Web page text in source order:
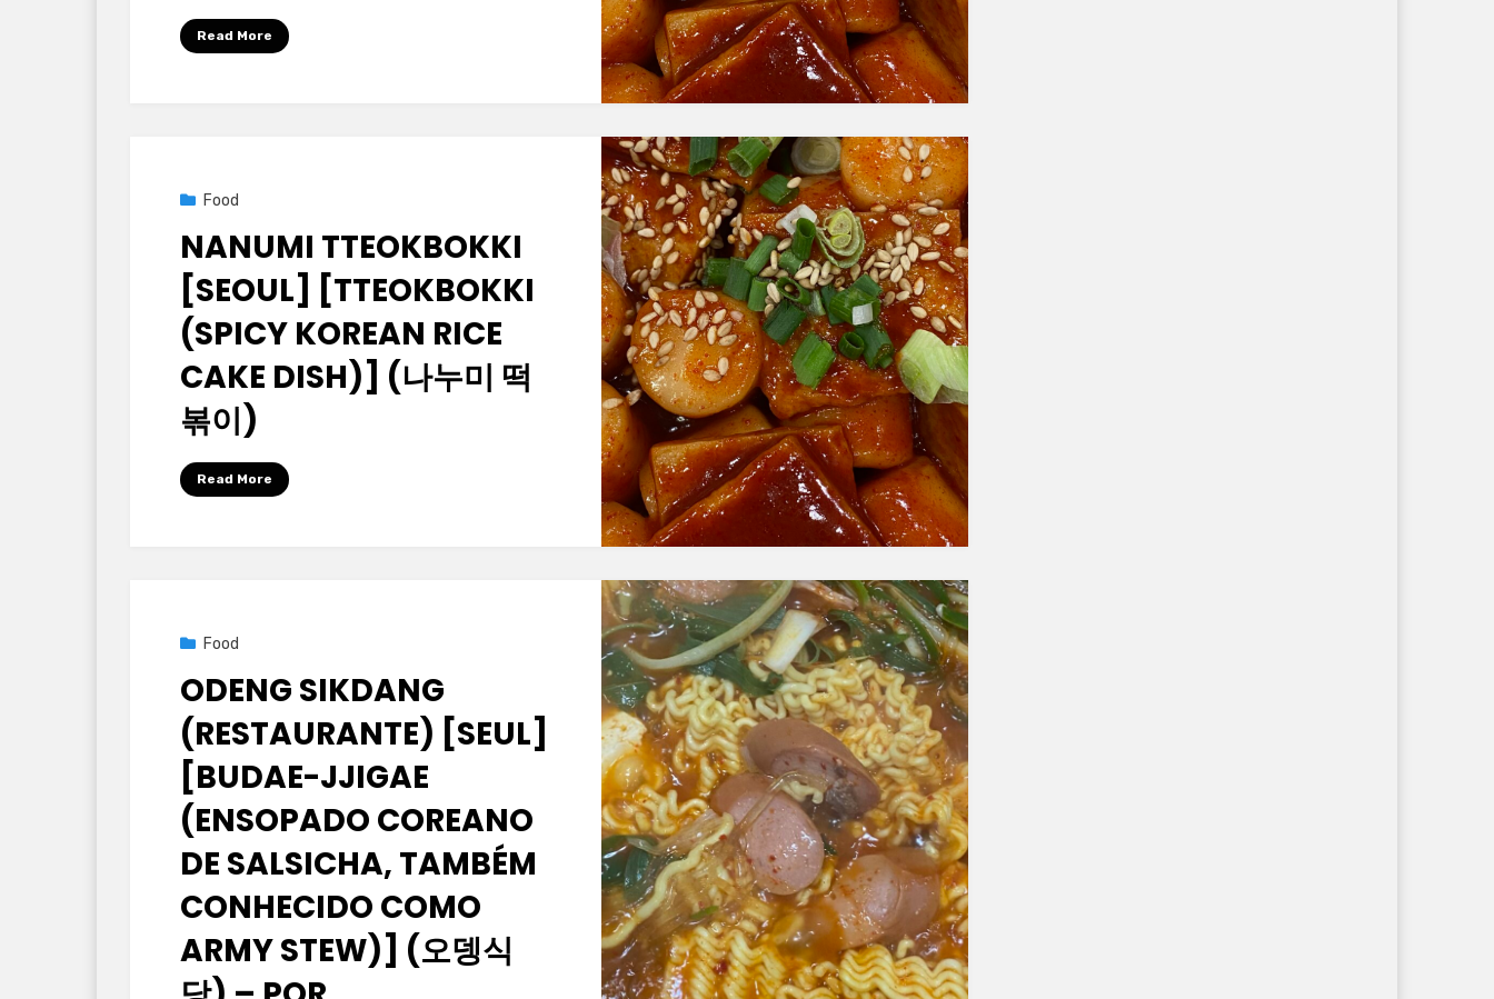
byKorean Baton (大韓民國木棒)
Read More
Posted2025년 09월 26일
Food
NANUMI TTEOKBOKKI
[SEOUL] [TTEOKBOKKI
(SPICY KOREAN RICE
CAKE DISH)] (나누미 떡
볶이)
byKorean Baton (大韓民國木棒)
Read More
Posted2025년 09월 25일
Food
ODENG SIKDANG
(RESTAURANTE) [SEUL]
[BUDAE-JJIGAE
(ENSOPADO COREANO
DE SALSICHA, TAMBÉM
CONHECIDO COMO
ARMY STEW)] (오뎅식